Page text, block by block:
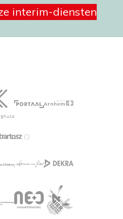
interim-diensten